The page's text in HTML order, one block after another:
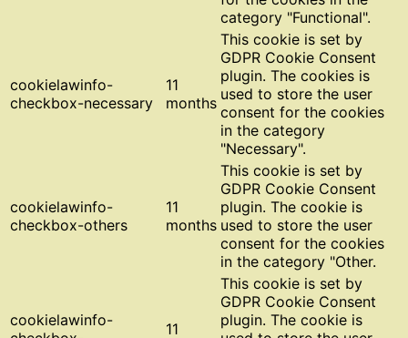
category "Functional".
cookielawinfo-
checkbox-necessary
11
months
This cookie is set by
GDPR Cookie Consent
plugin. The cookies is
used to store the user
consent for the cookies
in the category
"Necessary".
cookielawinfo-
checkbox-others
11
months
This cookie is set by
GDPR Cookie Consent
plugin. The cookie is
used to store the user
consent for the cookies
in the category "Other.
cookielawinfo-
11
This cookie is set by
GDPR Cookie Consent
plugin. The cookie is